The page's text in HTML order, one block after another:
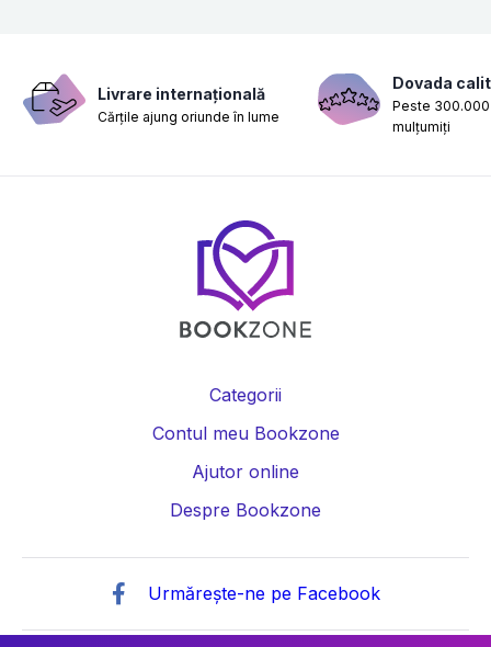
Livrare internațională
Cărțile ajung oriunde în lume
Dovada
Peste
mulțumiți
Categorii
Contul meu Bookzone
Ajutor online
Despre Bookzone
Urmărește-ne pe Facebook